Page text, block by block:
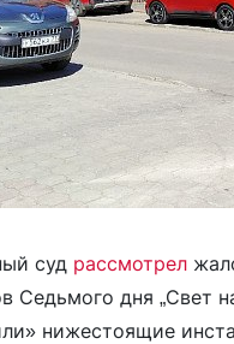
суд рассмотрел
Седьмого дня „Свет
нижестоящие